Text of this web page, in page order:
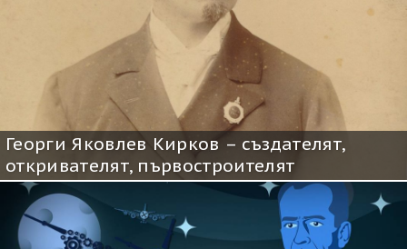
Георги Яковлев Кирков – създателят,
откривателят, първостроителят